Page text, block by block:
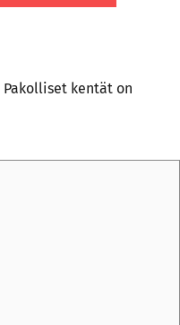
Pakolliset kentät on